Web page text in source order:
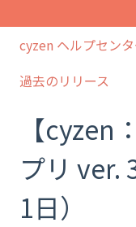
cyzen ヘルプセン
過去のリリース
【cyzen
プリ ver.
1日）